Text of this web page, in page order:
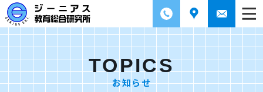
TOPICS
お知らせ